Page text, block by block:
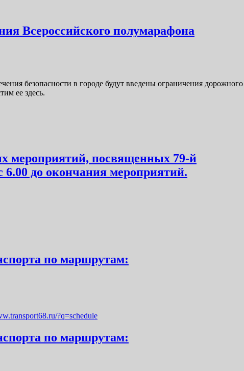
Всероссийского полумарафона
безопасности в городе будут введены ограничения дорожного
ее здесь.
мероприятий, посвященных 79-й
6.00 до окончания мероприятий.
по маршрутам:
?q=schedule
по маршрутам: